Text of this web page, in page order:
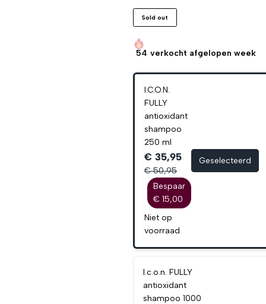
Sold out
54 verkocht afgelopen week
I.C.O.N.
FULLY
antioxidant
shampoo
250 ml
€ 35,95
€ 50,95
Bespaar
€ 15,00
Niet op
voorraad
Geselecteerd
I.c.o.n. FULLY
antioxidant
shampoo 1000